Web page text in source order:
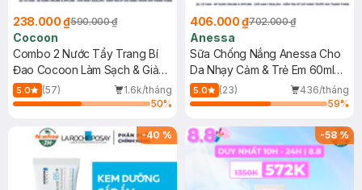
238.000 ₫590.000 ₫
Cocoon
Combo 2 Nước Tẩy Trang Bí
Đao Cocoon Làm Sạch & Giảm
Dầu 500ml
5.0 (57)
1.6k/tháng
50%
406.000 ₫702.000 ₫
Anessa
Sữa Chống Nắng Anessa Cho
Da Nhạy Cảm & Trẻ Em 60ml
(Mới)
5.0 (23)
436/tháng
59%
-40 % -58%